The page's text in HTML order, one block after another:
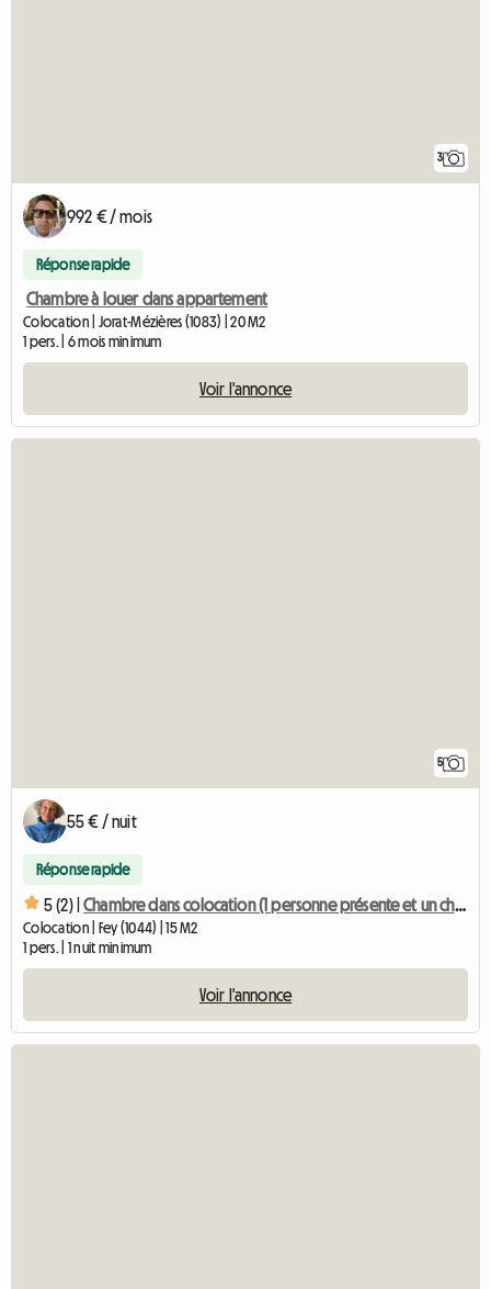
3
992 € / mois
Réponse rapide
Chambre à louer dans appartement
Colocation | Jorat-Mézières (1083) | 20 M2
1 pers. | 6 mois minimum
Voir l'annonce
5
55 € / nuit
Réponse rapide
5 (2) | Chambre dans colocation (1 personne présente et un chien)
Colocation | Fey (1044) | 15 M2
1 pers. | 1 nuit minimum
Voir l'annonce